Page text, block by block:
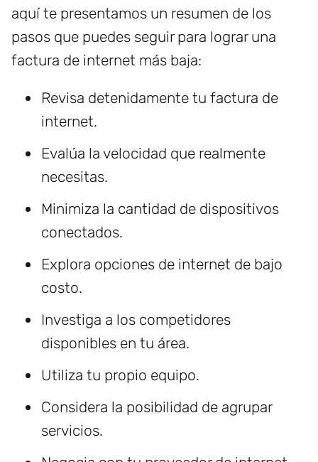
aquí te presentamos un resumen de los
pasos que puedes seguir para lograr una
factura de internet más baja:
Revisa detenidamente tu factura de
internet.
Evalúa la velocidad que realmente
necesitas.
Minimiza la cantidad de dispositivos
conectados.
Explora opciones de internet de bajo
costo.
Investiga a los competidores
disponibles en tu área.
Utiliza tu propio equipo.
Considera la posibilidad de agrupar
servicios.